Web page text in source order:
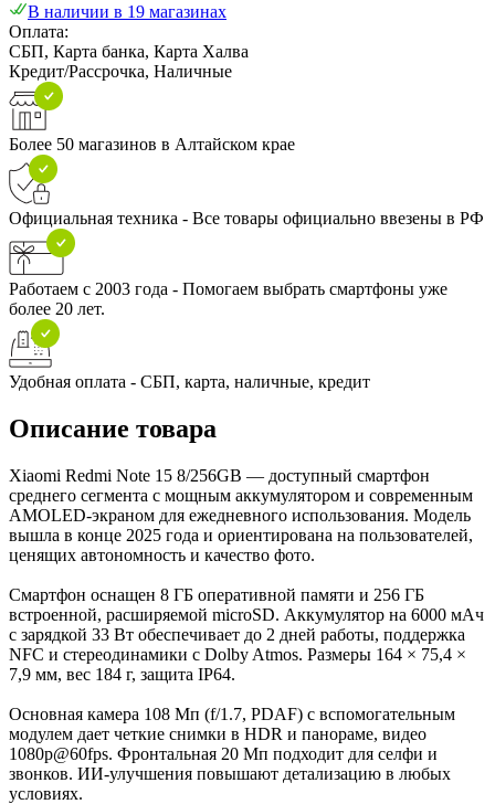
В наличии в 19 магазинах
Оплата:
СБП, Карта банка, Карта Халва
Кредит/Рассрочка, Наличные
Более 50 магазинов в Алтайском крае
Официальная техника - Все товары официально ввезены в РФ
Работаем с 2003 года - Помогаем выбрать смартфоны уже
более 20 лет.
Удобная оплата - СБП, карта, наличные, кредит
Описание товара
Xiaomi Redmi Note 15 8/256GB — доступный смартфон
среднего сегмента с мощным аккумулятором и современным
AMOLED-экраном для ежедневного использования. Модель
вышла в конце 2025 года и ориентирована на пользователей,
ценящих автономность и качество фото.​
Смартфон оснащен 8 ГБ оперативной памяти и 256 ГБ
встроенной, расширяемой microSD. Аккумулятор на 6000 мАч
с зарядкой 33 Вт обеспечивает до 2 дней работы, поддержка
NFC и стереодинамики с Dolby Atmos. Размеры 164 × 75,4 ×
7,9 мм, вес 184 г, защита IP64.​
Основная камера 108 Мп (f/1.7, PDAF) с вспомогательным
модулем дает четкие снимки в HDR и панораме, видео
1080p@60fps. Фронтальная 20 Мп подходит для селфи и
звонков. ИИ-улучшения повышают детализацию в любых
условиях.​